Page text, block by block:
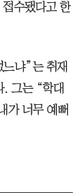
수됐다고 한
냐”는 취재
. 그는 “학대
가 너무 예뻐